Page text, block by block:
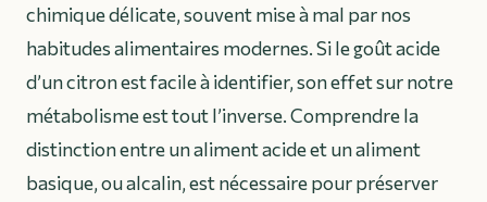
chimique délicate, souvent mise à mal par nos
habitudes alimentaires modernes. Si le goût acide
d’un citron est facile à identifier, son effet sur notre
métabolisme est tout l’inverse. Comprendre la
distinction entre un aliment acide et un aliment
basique, ou alcalin, est nécessaire pour préserver